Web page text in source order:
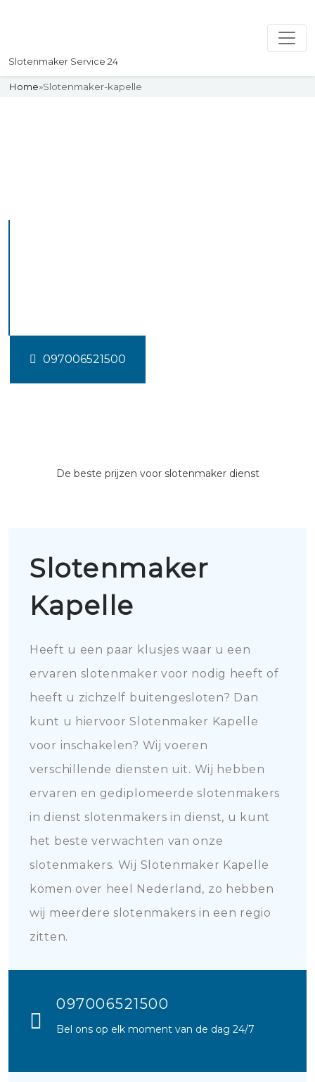
Slotenmaker Service 24
Home»Slotenmaker-kapelle
097006521500
De beste prijzen voor slotenmaker dienst
Slotenmaker
Kapelle
Heeft u een paar klusjes waar u een
ervaren slotenmaker voor nodig heeft of
heeft u zichzelf buitengesloten? Dan
kunt u hiervoor Slotenmaker Kapelle
voor inschakelen? Wij voeren
verschillende diensten uit. Wij hebben
ervaren en gediplomeerde slotenmakers
in dienst slotenmakers in dienst, u kunt
het beste verwachten van onze
slotenmakers. Wij Slotenmaker Kapelle
komen over heel Nederland, zo hebben
wij meerdere slotenmakers in een regio
zitten.
097006521500
Bel ons op elk moment van de dag 24/7